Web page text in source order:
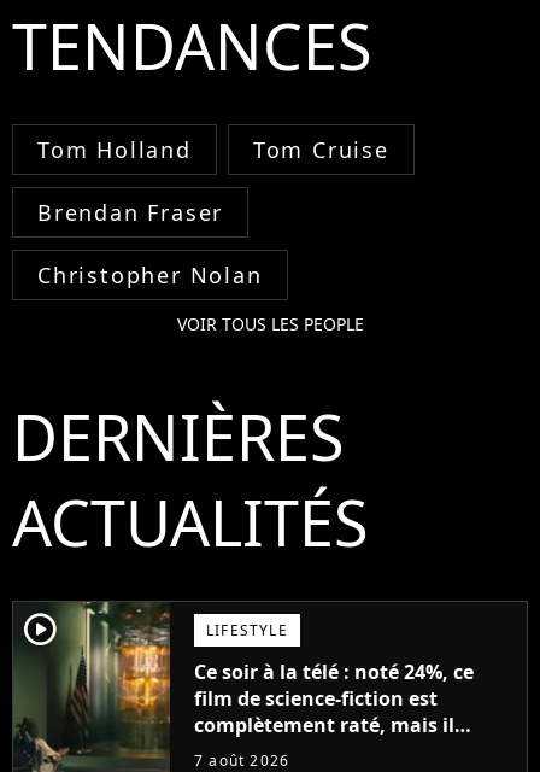
TENDANCES
Tom Holland Tom Cruise
Brendan Fraser
Christopher Nolan
VOIR TOUS LES PEOPLE
DERNIÈRES
ACTUALITÉS
player2 LIFESTYLE
Ce soir à la télé : noté 24%, ce
film de science-fiction est
complètement raté, mais il
aurait pu être encore pire à
7 août 2026